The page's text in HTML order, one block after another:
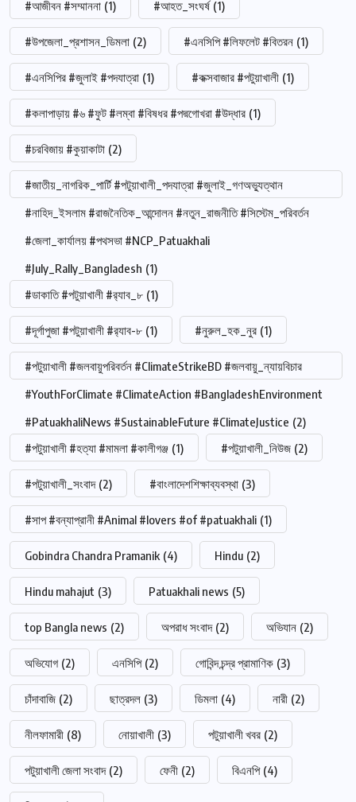
#আজীবন #সম্মাননা (1) #আহত_সংঘর্ষ (1)
#উপজেলা_প্রশাসন_ডিমলা (2) #এনসিপি #লিফলেট #বিতরন (1)
#এনসিপির #জুলাই #পদযাত্রা (1) #কক্সবাজার #পটুয়াখালী (1)
#কলাপাড়ায় #৬ #ফুট #লম্বা #বিষধর #পদ্মগোখরা #উদ্ধার (1)
#চরবিজায় #কুয়াকাটা (2)
#জাতীয়_নাগরিক_পার্টি #পটুয়াখালী_পদযাত্রা #জুলাই_গণঅভ্যুত্থান
#নাহিদ_ইসলাম #রাজনৈতিক_আন্দোলন #নতুন_রাজনীতি #সিস্টেম_পরিবর্তন
#জেলা_কার্যালয় #পথসভা #NCP_Patuakhali
#July_Rally_Bangladesh (1)
#ডাকাতি #পটুয়াখালী #র‍্যাব_৮ (1)
#দূর্গাপুজা #পটুয়াখালী #র‍্যাব-৮ (1) #নুরুল_হক_নুর (1)
#পটুয়াখালী #জলবায়ুপরিবর্তন #ClimateStrikeBD #জলবায়ু_ন্যায়বিচার
#YouthForClimate #ClimateAction #BangladeshEnvironment
#PatuakhaliNews #SustainableFuture #ClimateJustice (2)
#পটুয়াখালী #হত্যা #মামলা #কালীগঞ্জ (1) #পটুয়াখালী_নিউজ (2)
#পটুয়াখালী_সংবাদ (2) #বাংলাদেশশিক্ষাব্যবস্থা (3)
#সাপ #বন্যাপ্রানী #Animal #lovers #of #patuakhali (1)
Gobindra Chandra Pramanik (4) Hindu (2)
Hindu mahajut (3) Patuakhali news (5)
top Bangla news (2) অপরাধ সংবাদ (2) অভিযান (2)
অভিযোগ (2) এনসিপি (2) গোবিন্দ চন্দ্র প্রামাণিক (3)
চাঁদাবাজি (2) ছাত্রদল (3) ডিমলা (4) নারী (2)
নীলফামারী (8) নোয়াখালী (3) পটুয়াখালী খবর (2)
পটুয়াখালী জেলা সংবাদ (2) ফেনী (2) বিএনপি (4)